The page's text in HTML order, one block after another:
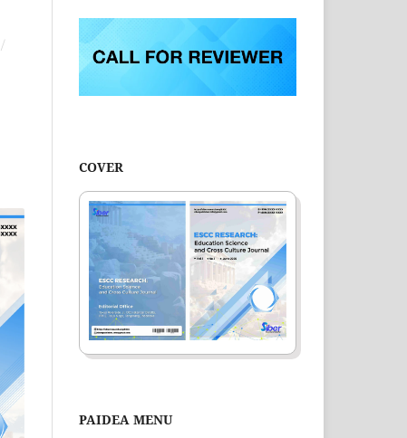
/
COVER
PAIDEA MENU